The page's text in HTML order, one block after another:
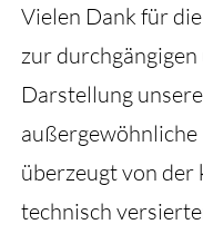
Vielen Dank für
zur
Darstellung
überzeugt von der
technisch